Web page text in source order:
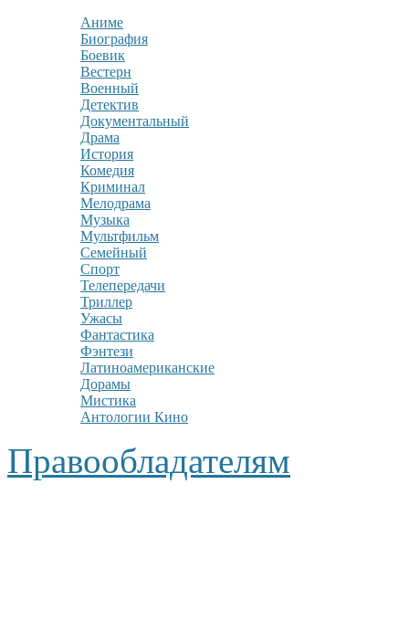
Аниме
Биография
Боевик
Вестерн
Военный
Детектив
Документальный
Драма
История
Комедия
Криминал
Мелодрама
Музыка
Мультфильм
Семейный
Спорт
Телепередачи
Триллер
Ужасы
Фантастика
Фэнтези
Латиноамериканские
Дорамы
Мистика
Антологии Кино
Правообладателям